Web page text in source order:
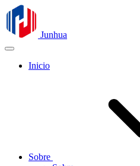
Junhua
Inicio
Sobre